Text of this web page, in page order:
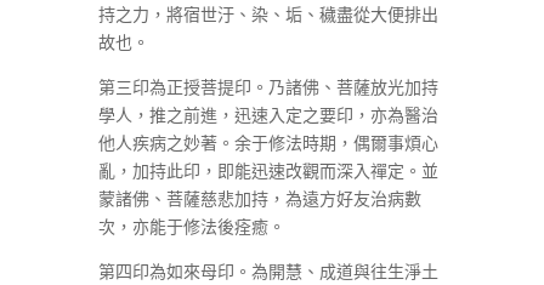
持之力，將宿世汙、染、垢、穢盡從大便排出
故也。
第三印為正授菩提印。乃諸佛、菩薩放光加持
學人，推之前進，迅速入定之要印，亦為醫治
他人疾病之妙著。余于修法時期，偶爾事煩心
亂，加持此印，即能迅速改觀而深入禪定。並
蒙諸佛、菩薩慈悲加持，為遠方好友治病數
次，亦能于修法後痊癒。
第四印為如來母印。為開慧、成道與往生淨土